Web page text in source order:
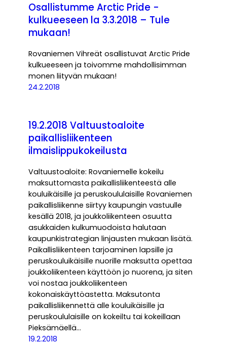
Osallistumme Arctic Pride -
kulkueeseen la 3.3.2018 – Tule
mukaan!
Rovaniemen Vihreät osallistuvat Arctic Pride
kulkueeseen ja toivomme mahdollisimman
monen liityvän mukaan!
24.2.2018
19.2.2018 Valtuustoaloite
paikallisliikenteen
ilmaislippukokeilusta
Valtuustoaloite: Rovaniemelle kokeilu
maksuttomasta paikallisliikenteestä alle
kouluikäisille ja peruskoululaisille Rovaniemen
paikallisliikenne siirtyy kaupungin vastuulle
kesällä 2018, ja joukkoliikenteen osuutta
asukkaiden kulkumuodoista halutaan
kaupunkistrategian linjausten mukaan lisätä.
Paikallisliikenteen tarjoaminen lapsille ja
peruskouluikäisille nuorille maksutta opettaa
joukkoliikenteen käyttöön jo nuorena, ja siten
voi nostaa joukkoliikenteen
kokonaiskäyttöastetta. Maksutonta
paikallisliikennettä alle kouluikäisille ja
peruskoululaisille on kokeiltu tai kokeillaan
Pieksämäellä…
19.2.2018